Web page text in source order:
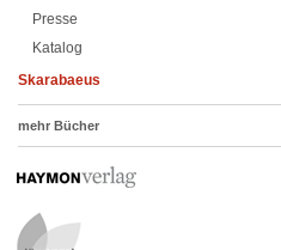
Presse
Katalog
Skarabaeus
mehr Bücher